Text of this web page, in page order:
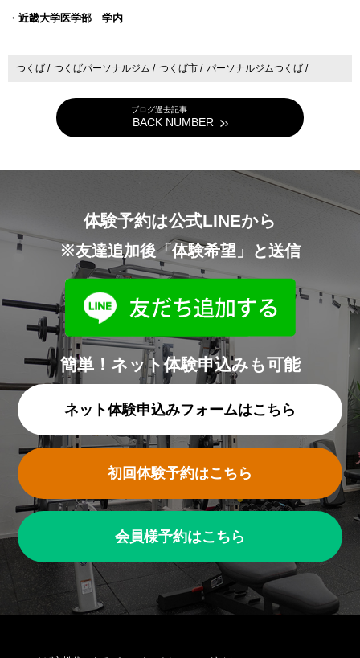
・ 近畿大学医学部 学内
つくば / つくばパーソナルジム / つくば市 / パーソナルジムつくば /
ブログ過去記事
BACK NUMBER
体験予約は公式LINEから
※友達追加後「体験希望」と送信
簡単！ネット体験申込みも可能
ネット体験申込みフォームはこちら
初回体験予約はこちら
会員様予約はこちら